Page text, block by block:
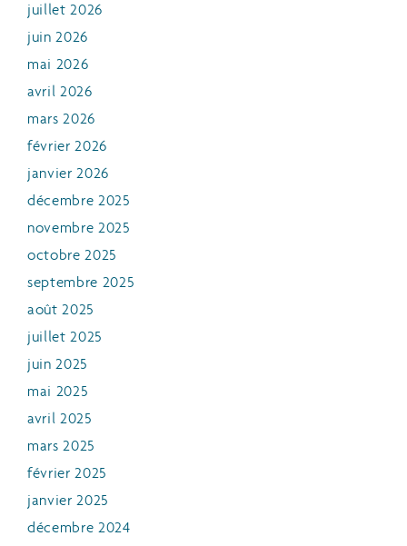
juillet 2026
juin 2026
mai 2026
avril 2026
mars 2026
février 2026
janvier 2026
décembre 2025
novembre 2025
octobre 2025
septembre 2025
août 2025
juillet 2025
juin 2025
mai 2025
avril 2025
mars 2025
février 2025
janvier 2025
décembre 2024